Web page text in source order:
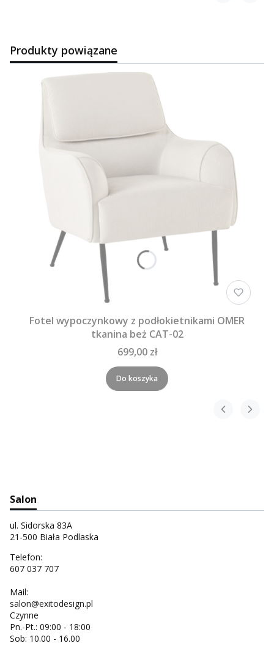
Produkty powiązane
Fotel wypoczynkowy z podłokietnikami OMER
tkanina beż CAT-02
699,00 zł
Do koszyka
Salon
ul. Sidorska 83A
21-500 Biała Podlaska
Telefon:
607 037 707
Mail:
salon@exitodesign.pl
Czynne
Pn.-Pt.: 09:00 - 18:00
Sob: 10.00 - 16.00